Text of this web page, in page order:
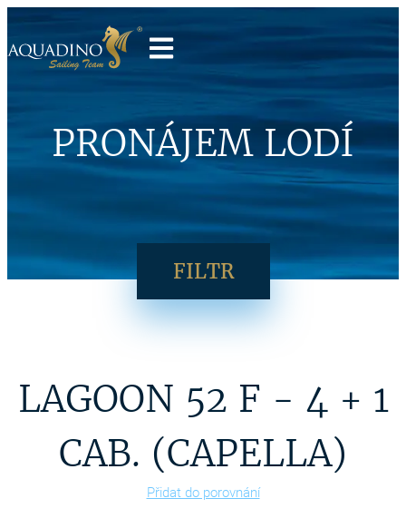
PRONÁJEM LODÍ
FILTR
LAGOON 52 F - 4 + 1
CAB. (CAPELLA)
Přidat do porovnání